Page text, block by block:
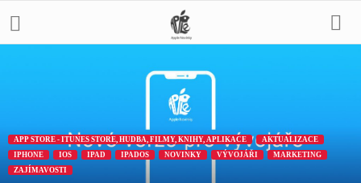
APP STORE - ITUNES STORE, HUDBA, FILMY, KNIHY, APLIKACE
AKTUALIZACE
IPHONE
IOS IPAD IPADOS NOVINKY VÝVOJÁŘI
MARKETING
ZAJÍMAVOSTI